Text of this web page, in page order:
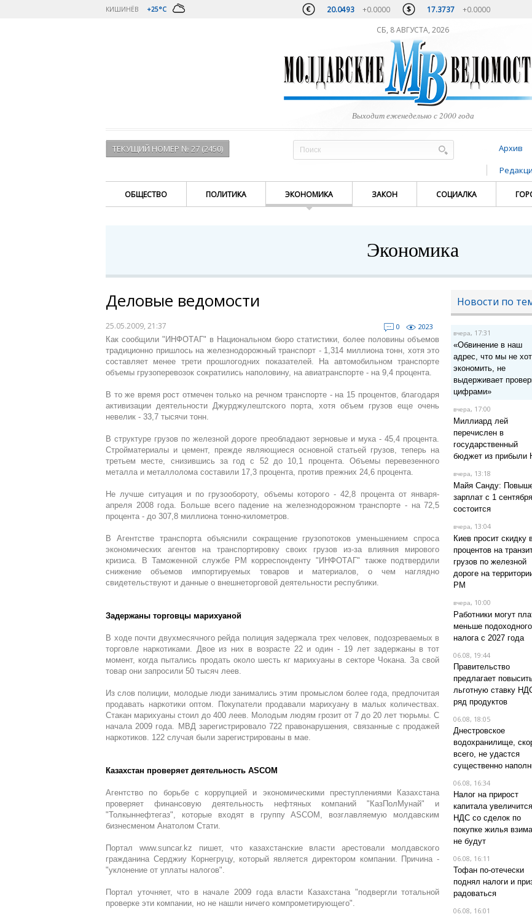
КИШИНЁВ +25°C 20.0493 +0.0000 17.3737 +0.0000
СБ, 8 АВГУСТА, 2026
Выходит еженедельно с 2000 года
ТЕКУЩИЙ НОМЕР № 27 (2450) Архив
ОБЩЕСТВО ПОЛИТИКА ЭКОНОМИКА ЗАКОН СОЦИАЛКА
Экономика
Деловые ведомости
25.05.2009, 21:37 0
2023
Как сообщили "ИНФОТАГ" в Национальном бюро статистики, более половины объемов
традиционно пришлось на железнодорожный транспорт - 1,314 миллиона тонн, хотя это
составляет менее трети прошлогодних показателей. На автомобильном транспорте
объемы грузоперевозок сократились наполовину, на авиатранспорте - на 9,4 процента.
В то же время рост отмечен только на речном транспорте - на 15 процентов, благодаря
активизации деятельности Джурджулештского порта, хотя объем грузов еще очень
невелик - 33,7 тысячи тонн.
В структуре грузов по железной дороге преобладают зерновые и мука - 45,4 процента.
Стройматериалы и цемент, прежде являющиеся основной статьей грузов, теперь на
третьем месте, снизившись за год с 52 до 10,1 процента. Объемы перевезенного
металла и металлолома составили 17,3 процента, против прежних 24,6 процента.
Не лучше ситуация и по грузообороту, объемы которого - 42,8 процента от января-
апреля 2008 года. Больше всего падение на железнодорожном транспорте - на 72,5
процента - до 307,8 миллиона тонно-километров.
В Агентстве транспорта объяснили сокращение грузопотоков уменьшением спроса
экономических агентов на транспортировку своих грузов из-за влияния мирового
кризиса. В Таможенной службе РМ корреспонденту "ИНФОТАГ" также подтвердили
снижение объемов импортируемых товаров и материалов, о чем наглядно
свидетельствуют и данные о внешнеторговой деятельности республики.
Задержаны торговцы марихуаной
В ходе почти двухмесячного рейда полиция задержала трех человек, подозреваемых в
торговле наркотиками. Двое из них в возрасте 22 и один - 19 лет задержаны в тот
момент, когда пытались продать около шесть кг марихуаны в секторе Чокана. За свой
товар они запросили 50 тысяч леев.
Из слов полиции, молодые люди занимались этим промыслом более года, предпочитая
продавать наркотики оптом. Покупатели продавали марихуану в малых количествах.
Стакан марихуаны стоил до 400 леев. Молодым людям грозит от 7 до 20 лет тюрьмы. С
начала 2009 года. МВД зарегистрировало 722 правонарушения, связанные с продажей
наркотиков. 122 случая были зарегистрированы в мае.
Казахстан проверяет деятельность ASCOM
Агентство по борьбе с коррупцией и экономическими преступлениями Казахстана
проверяет финансовую деятельность нефтяных компаний "КазПолМунай" и
"Толкыннефтегаз", которые входят в группу ASCOM, возглавляемую молдавским
бизнесменом Анатолом Стати.
Портал www.suncar.kz пишет, что казахстанские власти арестовали молдавского
гражданина Серджиу Корнегруцу, который является директором компании. Причина -
"уклонение от уплаты налогов".
Портал уточняет, что в начале 2009 года власти Казахстана "подвергли тотальной
проверке эти компании, но не нашли ничего компрометирующего".
Новости по
вчера, 17:31
«Обвинение в наш
адрес, что мы не
экономить, не
выдерживает
цифрами»
вчера, 17:00
Миллиард лей
перечислен в
государственный
бюджет из прибыли
вчера, 13:18
Майя Санду:
зарплат с 1
состоится
вчера, 13:04
Киев просит скидку
процентов на
грузов по железной
дороге на
РМ
вчера, 10:00
Работники могут
меньше подоходного
налога с 2027 года
06.08, 19:44
Правительство
предлагает
льготную ставку
ряд продуктов
06.08, 18:05
Днестровское
водохранилище,
всего, не удастся
существенно
06.08, 16:34
Налог на прирост
капитала
НДС со сделок по
покупке жилья
не будут
06.08, 16:11
Тофан по-отечески
поднял налоги и
радоваться
06.08, 16:01